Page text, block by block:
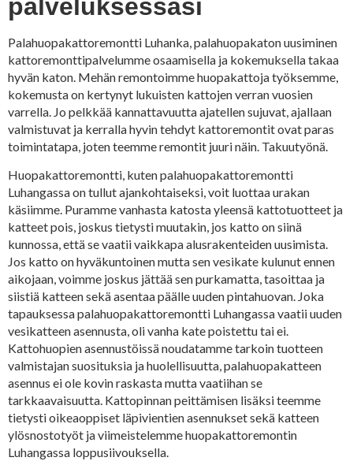
palveluksessasi
Palahuopakattoremontti Luhanka, palahuopakaton uusiminen
kattoremonttipalvelumme osaamisella ja kokemuksella takaa
hyvän katon. Mehän remontoimme huopakattoja työksemme,
kokemusta on kertynyt lukuisten kattojen verran vuosien
varrella. Jo pelkkää kannattavuutta ajatellen sujuvat, ajallaan
valmistuvat ja kerralla hyvin tehdyt kattoremontit ovat paras
toimintatapa, joten teemme remontit juuri näin. Takuutyönä.
Huopakattoremontti, kuten palahuopakattoremontti
Luhangassa on tullut ajankohtaiseksi, voit luottaa urakan
käsiimme. Puramme vanhasta katosta yleensä kattotuotteet ja
katteet pois, joskus tietysti muutakin, jos katto on siinä
kunnossa, että se vaatii vaikkapa alusrakenteiden uusimista.
Jos katto on hyväkuntoinen mutta sen vesikate kulunut ennen
aikojaan, voimme joskus jättää sen purkamatta, tasoittaa ja
siistiä katteen sekä asentaa päälle uuden pintahuovan. Joka
tapauksessa palahuopakattoremontti Luhangassa vaatii uuden
vesikatteen asennusta, oli vanha kate poistettu tai ei.
Kattohuopien asennustöissä noudatamme tarkoin tuotteen
valmistajan suosituksia ja huolellisuutta, palahuopakatteen
asennus ei ole kovin raskasta mutta vaatiihan se
tarkkaavaisuutta. Kattopinnan peittämisen lisäksi teemme
tietysti oikeaoppiset läpivientien asennukset sekä katteen
ylösnostotyöt ja viimeistelemme huopakattoremontin
Luhangassa loppusiivouksella.